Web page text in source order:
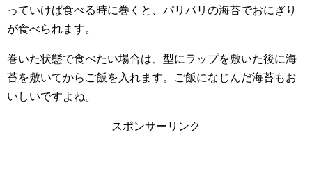
っていけば食べる時に巻くと、パリパリの海苔でおにぎり
が食べられます。
巻いた状態で食べたい場合は、型にラップを敷いた後に海
苔を敷いてからご飯を入れます。ご飯になじんだ海苔もお
いしいですよね。
スポンサーリンク